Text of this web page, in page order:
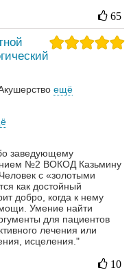
65
ещё
заведующему
№2 ВОКОД Казьмину
с «золотыми
как достойный
добро, когда к нему
Умение найти
для пациентов
лечения или
исцеления."
10